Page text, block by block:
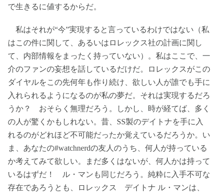
で生きるに値するからだ。
私はそれが“今”実現すると言っているわけではない（私
はこの件に関して、あるいはロレックス社の計画に関し
て、内部情報をまったく持っていない）。私はここで、一
介のファンの妄想を話しているだけだ。ロレックスがこの
ダイヤルをこの先何年も作り続け、欲しい人が誰でも手に
入れられるようになるのが私の夢だ。それは実現するだろ
うか？ おそらく無理だろう。しかし、時が経てば、多く
の人が驚くかもしれない。昔、SS製のデイトナを手に入
れるのがどれほど不可能だったか覚えているだろうか。い
ま、あなたの#watchnerdの友人のうち、何人が持っている
か考えてみて欲しい。まだ多くはないが、何人かは持って
いるはずだ！ ル・マンも同じだろう。純粋に入手不可な
存在であろうとも、ロレックス デイトナ ル・マンは、